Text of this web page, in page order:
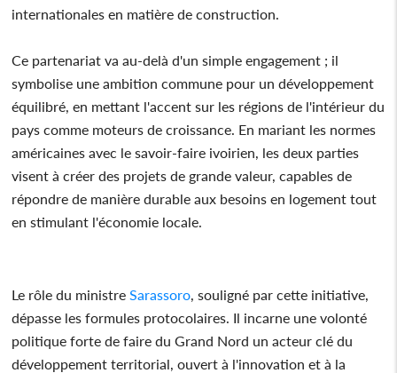
internationales en matière de construction.
Ce partenariat va au-delà d'un simple engagement ; il
symbolise une ambition commune pour un développement
équilibré, en mettant l'accent sur les régions de l'intérieur du
pays comme moteurs de croissance. En mariant les normes
américaines avec le savoir-faire ivoirien, les deux parties
visent à créer des projets de grande valeur, capables de
répondre de manière durable aux besoins en logement tout
en stimulant l'économie locale.
Le rôle du ministre Sarassoro , souligné par cette initiative,
dépasse les formules protocolaires. Il incarne une volonté
politique forte de faire du Grand Nord un acteur clé du
développement territorial, ouvert à l'innovation et à la